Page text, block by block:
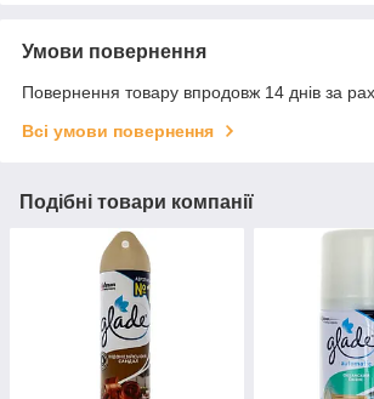
Умови повернення
Повернення товару впродовж 14 днів за
Всі умови повернення
Подібні товари компанії